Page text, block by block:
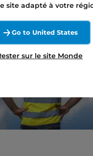
site adapté à votre
Go to United States
sur le site Monde